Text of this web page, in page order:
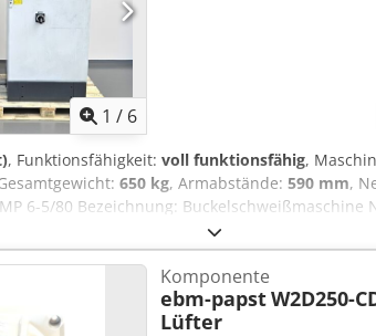
1 / 6
, Funktionsfähigkeit: voll funktionsfähig,
650 kg, Armabstände: 590 mm,
6-5/80 Bezeichnung: Buckelschweißmaschine
daN Ausladung: 250mm Öffnung: 350 -
Komponente
ebm-papstW2D250-
Lüfter